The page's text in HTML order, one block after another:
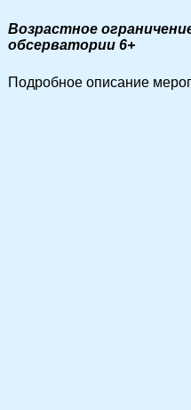
Возрастное
обсерватории 6+
Подробное описание